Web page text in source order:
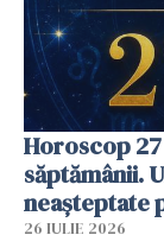
Horoscop
săptămânii.
neașteptate
26 IULIE 2026